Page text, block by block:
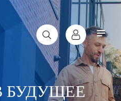
БУДУЩЕЕ